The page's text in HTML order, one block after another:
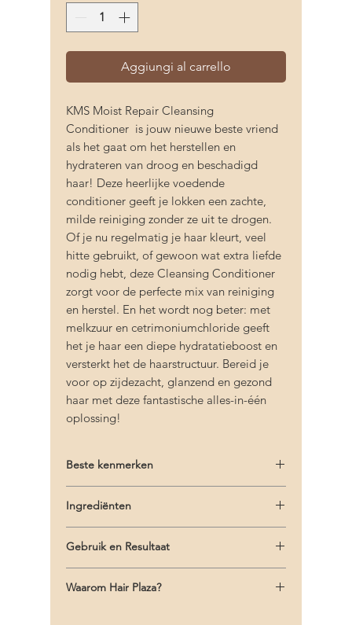
Aggiungi al carrello
KMS Moist Repair Cleansing
Conditioner is jouw nieuwe beste vriend
als het gaat om het herstellen en
hydrateren van droog en beschadigd
haar! Deze heerlijke voedende
conditioner geeft je lokken een zachte,
milde reiniging zonder ze uit te drogen.
Of je nu regelmatig je haar kleurt, veel
hitte gebruikt, of gewoon wat extra liefde
nodig hebt, deze Cleansing Conditioner
zorgt voor de perfecte mix van reiniging
en herstel. En het wordt nog beter: met
melkzuur en cetrimoniumchloride geeft
het je haar een diepe hydratatieboost en
versterkt het de haarstructuur. Bereid je
voor op zijdezacht, glanzend en gezond
haar met deze fantastische alles-in-één
oplossing!
Beste kenmerken
Conditioneris een onmisbaar product voor
iedereen die streeft naar sterk en gezond
haar. Hier zijn de belangrijkste kenmerken:
Milde, schuimvrije reiniging
Ingrediënten
Cetrimonium Chloride, Isopropyl Myristate,
Behenamidopropyl Dimethylamine, Lactic
Acid, Glycerin, Panthenol, Opuntia Ficus-
Gebruik en Resultaat
we aan om eerst de Moist Repair Shampoo
Waarom Hair Plaza?